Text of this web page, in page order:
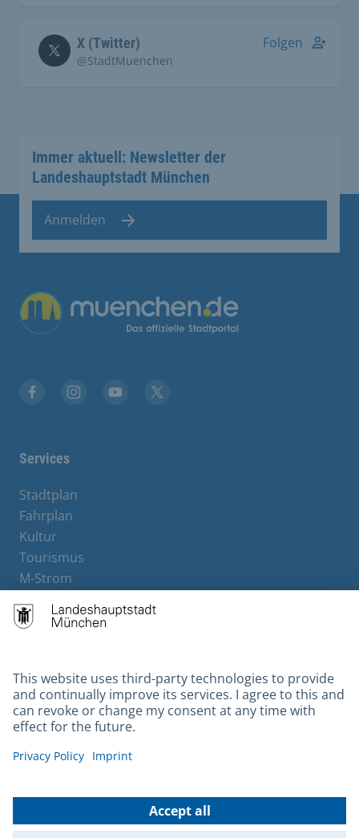
X (Twitter)
@StadtMuenchen
Folgen
Immer aktuell: Newsletter der
Landeshauptstadt München
Anmelden
Übergreifende Links
Services
Stadtplan
Fahrplan
Kultur
Tourismus
M-Strom
Hotels
Contact
Barrierefreiheit
Leichte Sprache
Gebärdensprache
Kontakt